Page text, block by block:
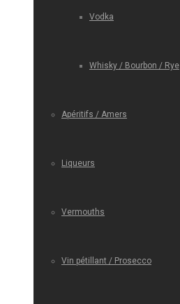
Vodka
Whisky / Bourbon / Rye
Apéritifs / Amers
Liqueurs
Vermouths
Vin pétillant / Prosecco